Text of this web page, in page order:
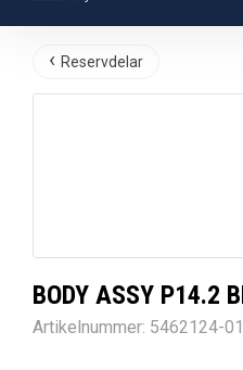
Reservdelar
BODY ASSY P14.2
Artikelnummer: 5462124-01